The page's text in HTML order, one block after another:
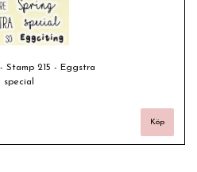
215 - Eggstra
special